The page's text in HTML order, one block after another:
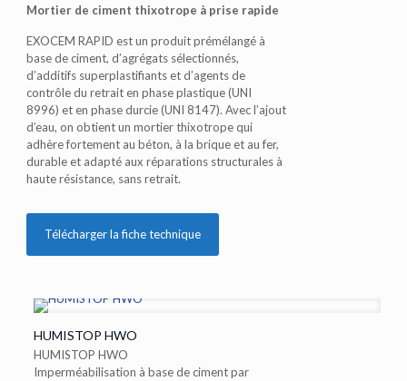
Mortier de ciment thixotrope à prise rapide
EXOCEM RAPID est un produit prémélangé à
base de ciment, d’agrégats sélectionnés,
d’additifs superplastifiants et d’agents de
contrôle du retrait en phase plastique (UNI
8996) et en phase durcie (UNI 8147). Avec l’ajout
d’eau, on obtient un mortier thixotrope qui
adhère fortement au béton, à la brique et au fer,
durable et adapté aux réparations structurales à
haute résistance, sans retrait.
Télécharger la fiche technique
HUMISTOP HWO
HUMISTOP HWO
Imperméabilisation à base de ciment par